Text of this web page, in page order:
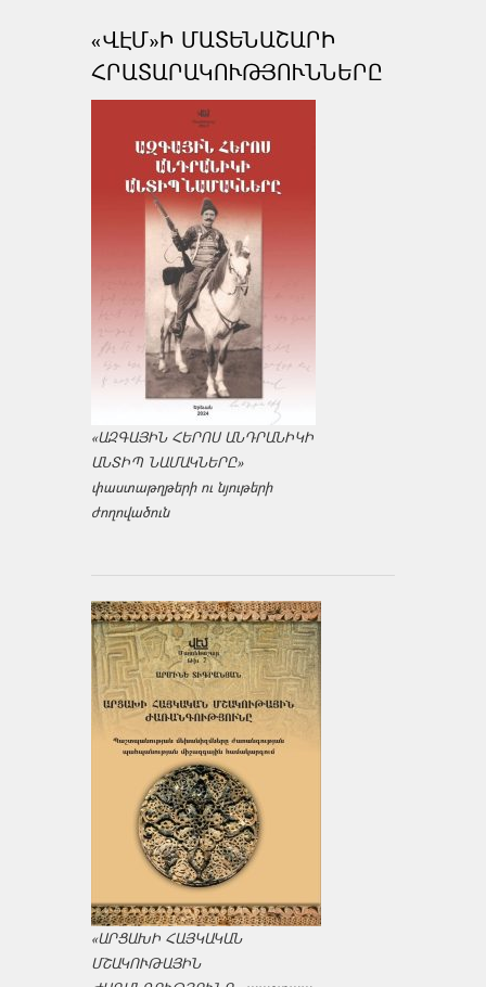
«ՎԷՄ»Ի ՄԱՏԵՆԱՇԱՐԻ
ՀՐԱՏԱՐԱԿՈՒԹՅՈՒՆՆԵՐԸ
«ԱԶԳԱՅԻՆ ՀԵՐՈՍ ԱՆԴՐԱՆԻԿԻ
ԱՆՏԻՊ ՆԱՄԱԿՆԵՐԸ»
փաստաթղթերի ու նյութերի
ժողովածուն
«ԱՐՑԱԽԻ ՀԱՅԿԱԿԱՆ
ՄՇԱԿՈՒԹԱՅԻՆ